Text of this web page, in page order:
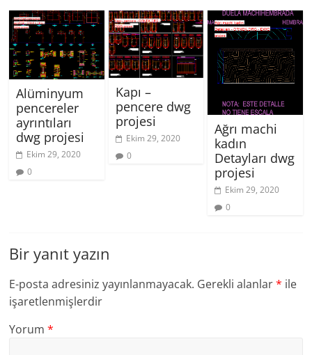
Alüminyum
pencereler
ayrıntıları
dwg projesi
Ekim 29, 2020
0
Kapı –
pencere dwg
projesi
Ekim 29, 2020
0
Ağrı machi
kadın
Detayları dwg
projesi
Ekim 29, 2020
0
Bir yanıt yazın
E-posta adresiniz yayınlanmayacak. Gerekli alanlar* ile
işaretlenmişlerdir
Yorum*